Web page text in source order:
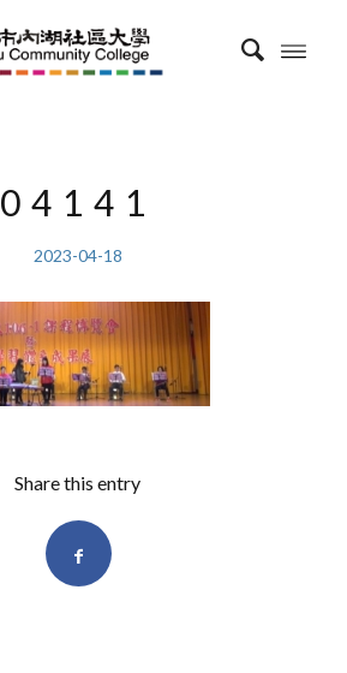
04141
2023-04-18
Share this entry